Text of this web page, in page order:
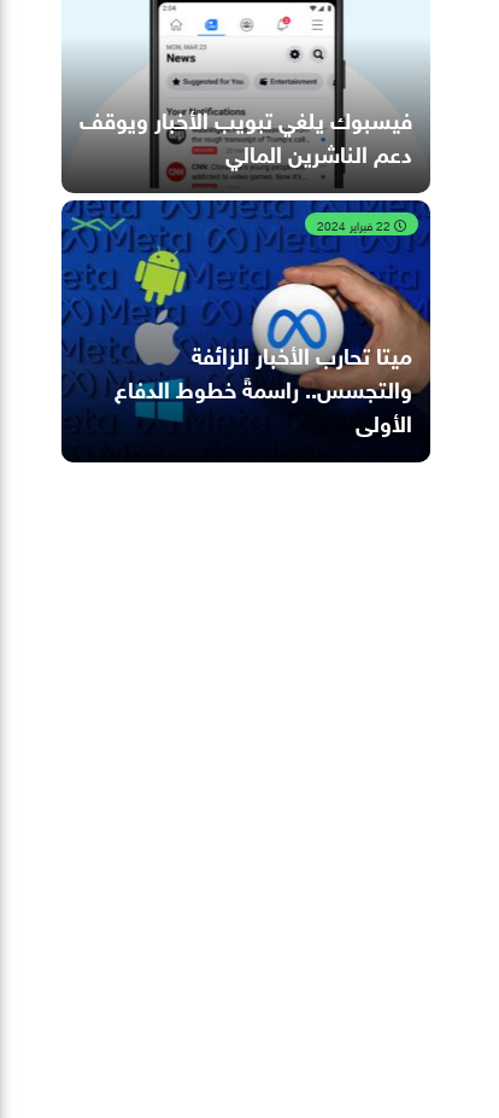
فيسبوك يلغي تبويب الأخبار ويوقف
دعم الناشرين المالي
ميتا تحارب الأخبار الزائفة
والتجسس.. راسمةً خطوط الدفاع
الأولى